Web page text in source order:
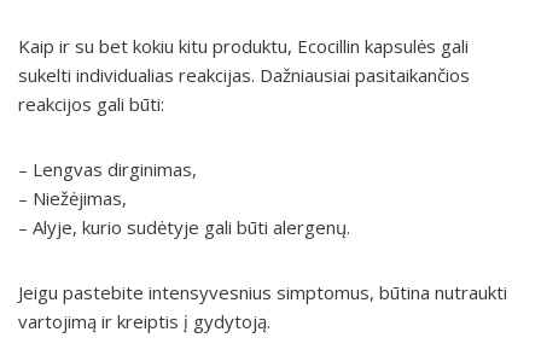
Kaip ir su bet kokiu kitu produktu, Ecocillin kapsulės gali
sukelti individualias reakcijas. Dažniausiai pasitaikančios
reakcijos gali būti:
– Lengvas dirginimas,
– Niežėjimas,
– Alyje, kurio sudėtyje gali būti alergenų.
Jeigu pastebite intensyvesnius simptomus, būtina nutraukti
vartojimą ir kreiptis į gydytoją.